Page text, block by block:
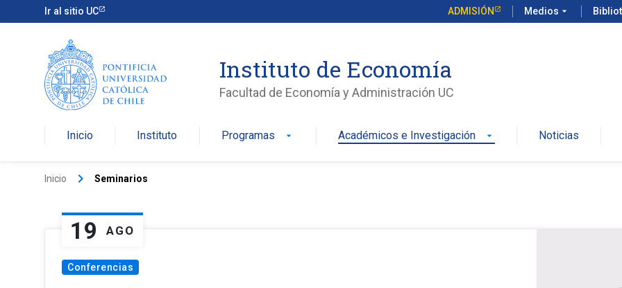
Ir al sitio UC ADMISIÓN Medios arrow_drop_down
Instituto de Economía
Facultad de Economía y Administración UC
Inicio Instituto Programas arrow_drop_down Académicos e Investigación arrow_drop_down Noticias
Inicio keyboard_arrow_right Seminarios
19 AGO
Conferencias